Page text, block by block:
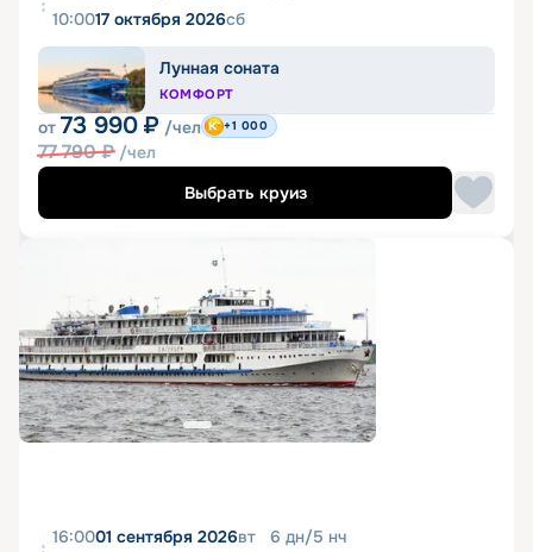
10:0017 октября 2026сб
Лунная соната
КОМФОРТ
от 73 990 ₽ /чел
77 790₽ /чел
+1 000
Выбрать круиз
16:0001 сентября 2026вт 6 дн/5 нч